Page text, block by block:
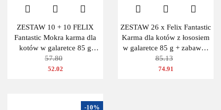
ZESTAW 10 + 10 FELIX
Fantastic Mokra karma dla
kotów w galaretce 85 g
wołowina + łosoś
57.80
52.02
ZESTAW 26 x Felix Fantastic
Karma dla kotów z łososiem
w galaretce 85 g + zabawka
GRATIS
85.13
74.91
-10%